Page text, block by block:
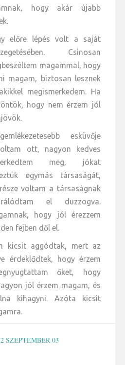
hogy akár újabb
előre lépés volt a saját
Csinosan
magammal, hogy
magam, biztosan lesznek
megismerkedem. Ha
hogy nem érzem jól
esküvője
ott, nagyon kedves
meg, jókat
egymás társaságát,
voltam a társaságnak
el duzzogva.
hogy jól érezzem
fejben dől el.
kicsit aggódtak, mert az
érdeklődtek, hogy érzem
őket, hogy
jól érzem magam, és
kihagyni. Azóta kicsit
SZEPTEMBER 03